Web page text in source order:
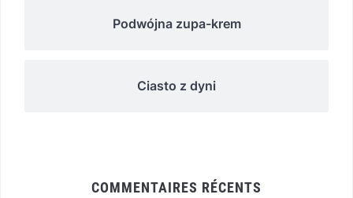
Podwójna zupa-krem
Ciasto z dyni
COMMENTAIRES RÉCENTS